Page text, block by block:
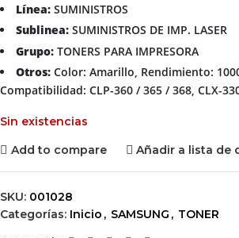
Línea: SUMINISTROS
Sublinea: SUMINISTROS DE IMP. LASER
Grupo: TONERS PARA IMPRESORA
Otros: Color: Amarillo, Rendimiento:
Compatibilidad: CLP-360 / 365 / 368, CLX-
Sin existencias
Add to compare
Añadir a lista de
SKU: 001028
Categorías: Inicio , SAMSUNG , TONER